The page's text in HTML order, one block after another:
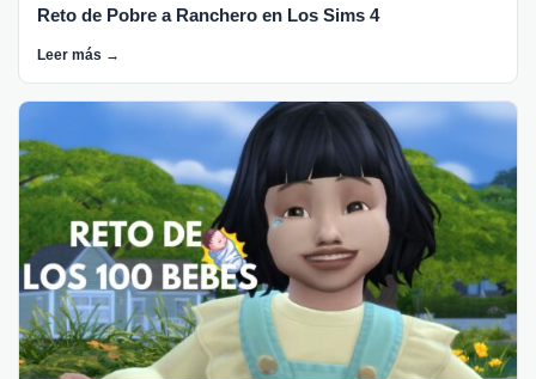
Reto de Pobre a Ranchero en Los Sims 4
Leer más →